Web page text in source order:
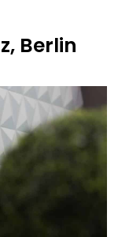
Berlin